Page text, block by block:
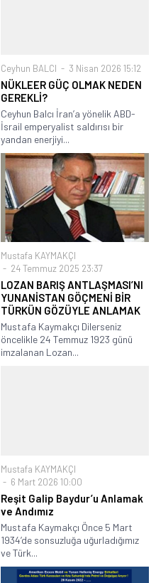
Ceyhun BALCI 3 Nisan 2026 15:12
NÜKLEER GÜÇ OLMAK NEDEN
GEREKLİ?
Ceyhun Balcı İran’a yönelik ABD-
İsrail emperyalist saldırısı bir
yandan enerjiyi...
Mustafa KAYMAKÇI
24 Temmuz 2025 23:37
LOZAN BARIŞ ANTLAŞMASI’NI
YUNANİSTAN GÖÇMENİ BİR
TÜRKÜN GÖZÜYLE ANLAMAK
Mustafa Kaymakçı Dilerseniz
öncelikle 24 Temmuz 1923 günü
imzalanan Lozan...
Mustafa KAYMAKÇI
6 Mart 2026 10:00
Reşit Galip Baydur’u Anlamak
ve Andımız
Mustafa Kaymakçı Önce 5 Mart
1934’de sonsuzluğa uğurladığımız
ve Türk...